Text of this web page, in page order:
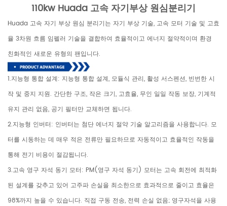
110kw Huada 고속 자기부상 원심분리기
Huada 고속 자기 부상 원심 분리기는 자기 부상 기술, 고속 모터 기술 및 고효
율 3차원 흐름 임펠러 기술을 결합하여 효율적이고 에너지 절약적이며 환경
친화적인 새로운 유형의 팬입니다.
1.지능형 통합 설계: 지능형 통합 설계, 모듈식 관리, 활성 서스펜션, 빈번한 시
작 및 중지 지원. 간단한 구조, 작은 크기, 고효율, 무인 일일 작동 보장, 기계적
유지 관리 없음, 공기 필터만 교체하면 됩니다.
2.지능형 인버터: 인버터는 첨단 에너지 절약 기술 알고리즘을 사용합니다. 모
터를 시동하는 데 매우 적은 전류만 필요하므로 자동적이고 효율적인 작동을
통해 전기 비용이 절감됩니다.
3.고속 영구 자석 동기 모터: PM(영구 자석 동기) 모터는 고속 회전에 최적화
된 설계를 갖추고 있어 고주파 손실을 최소한으로 효과적으로 줄이고 효율은
98%까지 높을 수 있습니다. 직접 구동 전송, 전력 손실 없음; 영구자석을 사용